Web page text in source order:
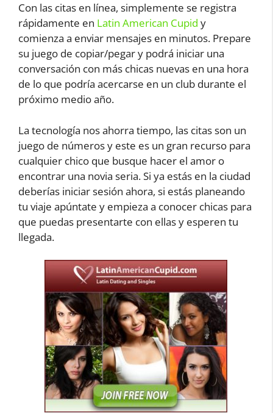
Con las citas en línea, simplemente se registra
rápidamente en Latin American Cupid y
comienza a enviar mensajes en minutos. Prepare
su juego de copiar/pegar y podrá iniciar una
conversación con más chicas nuevas en una hora
de lo que podría acercarse en un club durante el
próximo medio año.
La tecnología nos ahorra tiempo, las citas son un
juego de números y este es un gran recurso para
cualquier chico que busque hacer el amor o
encontrar una novia seria. Si ya estás en la ciudad
deberías iniciar sesión ahora, si estás planeando
tu viaje apúntate y empieza a conocer chicas para
que puedas presentarte con ellas y esperen tu
llegada.